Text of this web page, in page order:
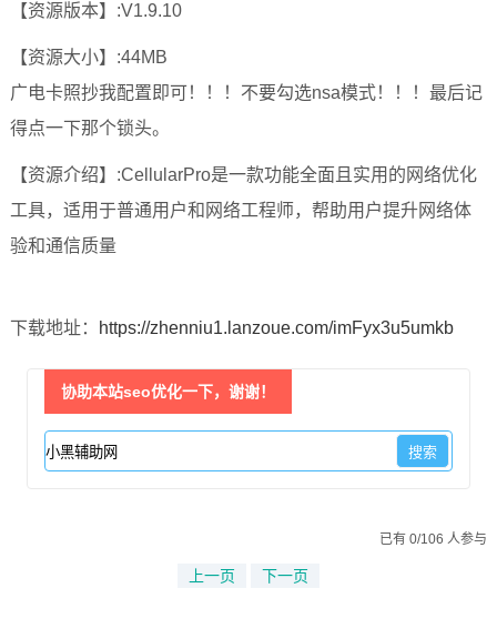
【资源版本】:V1.9.10
【资源大小】:44MB
广电卡照抄我配置即可！！！不要勾选nsa模式！！！最后记
得点一下那个锁头。
【资源介绍】:CellularPro是一款功能全面且实用的网络优化
工具，适用于普通用户和网络工程师，帮助用户提升网络体
验和通信质量
下载地址： https://zhenniu1.lanzoue.com/imFyx3u5umkb
协助本站seo优化一下，谢谢！
已有 0/106 人参与
上一页 下一页